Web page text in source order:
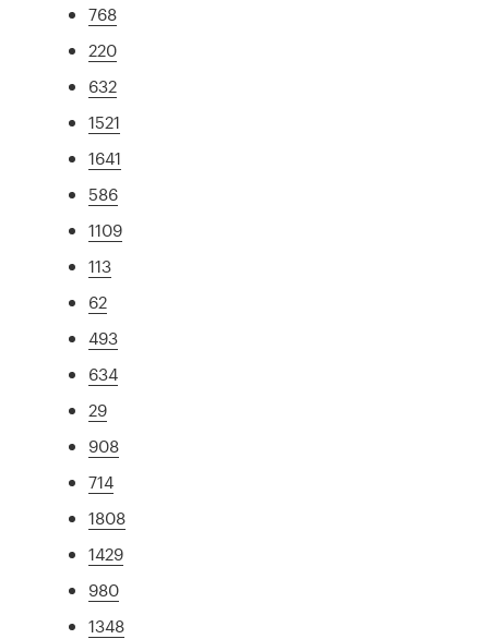
768
220
632
1521
1641
586
1109
113
62
493
634
29
908
714
1808
1429
980
1348